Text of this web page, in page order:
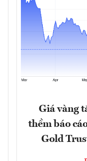
Giá vàng
thềm báo
Gold